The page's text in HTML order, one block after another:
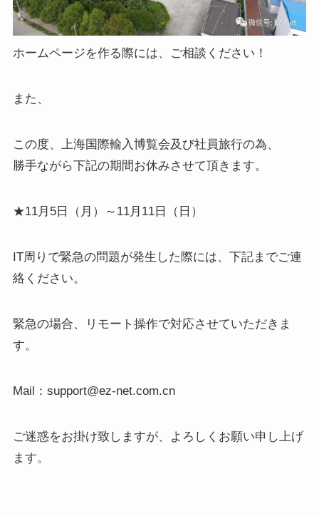
ホームページを作る際には、ご相談ください！
また、
この度、上海国際輸入博覧会及び社員旅行の為、
勝手ながら下記の期間お休みさせて頂きます。
★11月5日（月）～11月11日（日）
IT周りで緊急の問題が発生した際には、下記までご連
絡ください。
緊急の場合、リモート操作で対応させていただきま
す。
Mail：support@ez-net.com.cn
ご迷惑をお掛け致しますが、よろしくお願い申し上げ
ます。